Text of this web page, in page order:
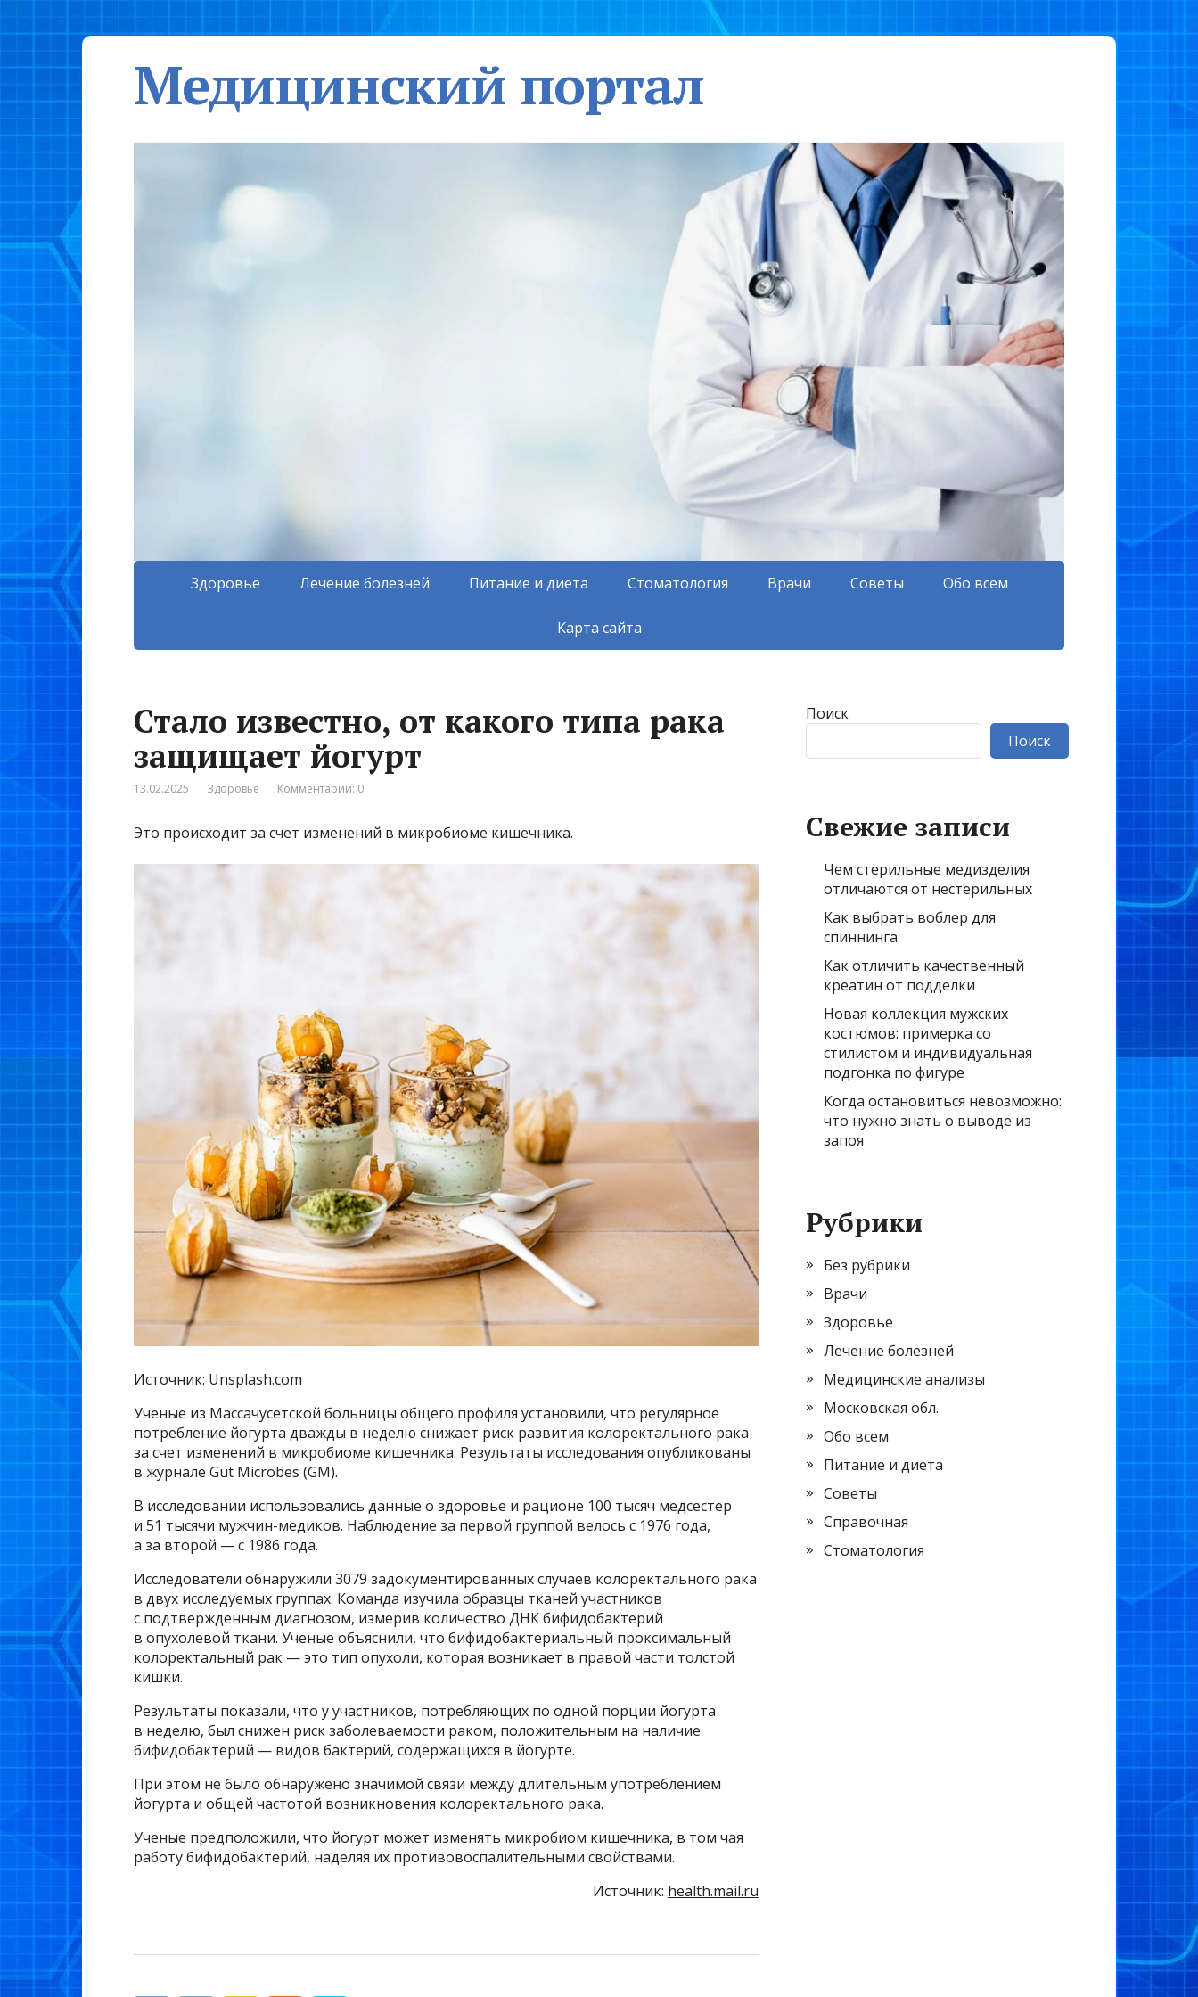
Медицинский портал
Здоровье Лечение болезней Питание и диета Стоматология Врачи Советы Обо всем
Карта сайта
Стало известно, от какого типа рака
защищает йогурт
13.02.2025 Здоровье Комментарии: 0
Это происходит за счет изменений в микробиоме кишечника.
Источник: Unsplash.com
Ученые из Массачусетской больницы общего профиля установили, что регулярное
потребление йогурта дважды в неделю снижает риск развития колоректального рака
за счет изменений в микробиоме кишечника. Результаты исследования опубликованы
в журнале Gut Microbes (GM).
В исследовании использовались данные о здоровье и рационе 100 тысяч медсестер
и 51 тысячи мужчин-медиков. Наблюдение за первой группой велось с 1976 года,
а за второй — с 1986 года.
Исследователи обнаружили 3079 задокументированных случаев колоректального рака
в двух исследуемых группах. Команда изучила образцы тканей участников
с подтвержденным диагнозом, измерив количество ДНК бифидобактерий
в опухолевой ткани. Ученые объяснили, что бифидобактериальный проксимальный
колоректальный рак — это тип опухоли, которая возникает в правой части толстой
кишки.
Результаты показали, что у участников, потребляющих по одной порции йогурта
в неделю, был снижен риск заболеваемости раком, положительным на наличие
бифидобактерий — видов бактерий, содержащихся в йогурте.
При этом не было обнаружено значимой связи между длительным употреблением
йогурта и общей частотой возникновения колоректального рака.
Ученые предположили, что йогурт может изменять микробиом кишечника, в том чая
работу бифидобактерий, наделяя их противовоспалительными свойствами.
Источник: health.mail.ru
Поиск
Поиск
Свежие записи
Чем стерильные медизделия
отличаются от нестерильных
Как выбрать воблер для
спиннинга
Как отличить качественный
креатин от подделки
Новая коллекция мужских
костюмов: примерка со
стилистом и индивидуальная
подгонка по фигуре
Когда остановиться невозможно:
что нужно знать о выводе из
запоя
Рубрики
Без рубрики
Врачи
Здоровье
Лечение болезней
Медицинские анализы
Московская обл.
Обо всем
Питание и диета
Советы
Справочная
Стоматология